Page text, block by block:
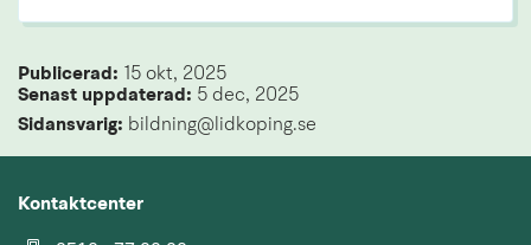
Publicerad:
15 okt, 2025
Senast uppdaterad: 5 dec, 2025
Sidansvarig: bildning@lidkoping.se
Kontaktcenter